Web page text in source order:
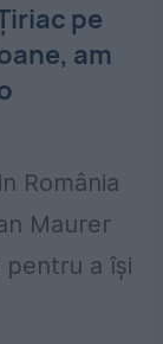
pe
am
România
Maurer
pentru a își